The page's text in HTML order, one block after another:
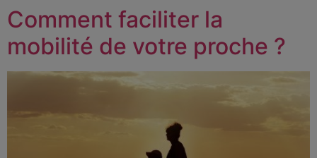
Comment faciliter la
mobilité de votre proche ?